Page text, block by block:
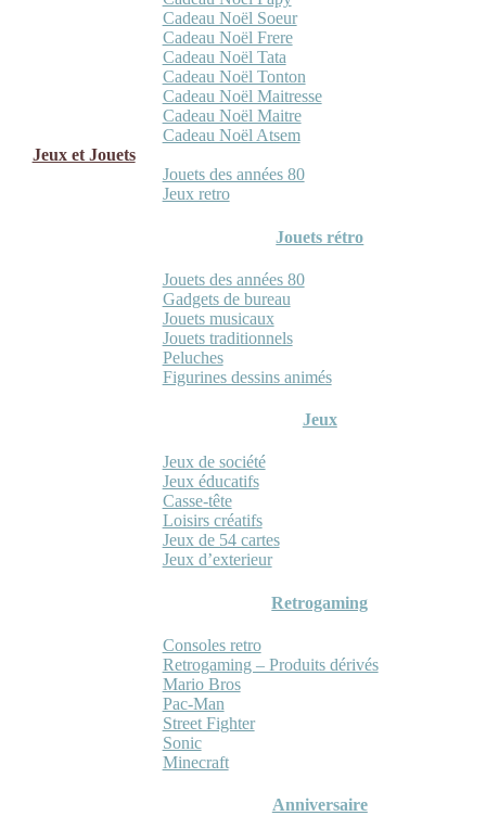
Cadeau Noël Soeur
Cadeau Noël Frere
Cadeau Noël Tata
Cadeau Noël Tonton
Cadeau Noël Maitresse
Cadeau Noël Maitre
Cadeau Noël Atsem
Jeux et Jouets
Jouets des années 80
Jeux retro
Jouets rétro
Jouets des années 80
Gadgets de bureau
Jouets musicaux
Jouets traditionnels
Peluches
Figurines dessins animés
Jeux
Jeux de société
Jeux éducatifs
Casse-tête
Loisirs créatifs
Jeux de 54 cartes
Jeux d’exterieur
Retrogaming
Consoles retro
Retrogaming – Produits dérivés
Mario Bros
Pac-Man
Street Fighter
Sonic
Minecraft
Anniversaire